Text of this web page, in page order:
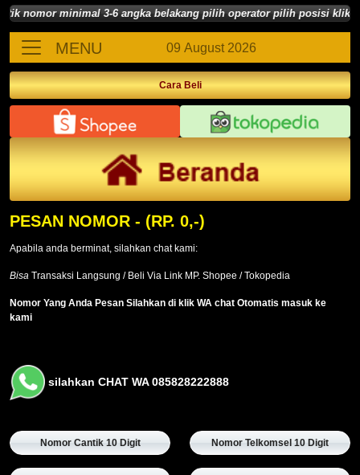
nomor minimal 3-6 angka belakang pilih operator pilih posisi
MENU 09 August 2026
Cara Beli
PESAN NOMOR - (RP. 0,-)
Apabila anda berminat, silahkan chat kami:
Bisa Transaksi Langsung / Beli Via Link MP. Shopee / Tokopedia
Nomor Yang Anda Pesan Silahkan di klik WA chat Otomatis masuk ke
kami
silahkan CHAT WA 085828222888
Nomor Cantik 10 Digit Nomor Telkomsel 10 Digit